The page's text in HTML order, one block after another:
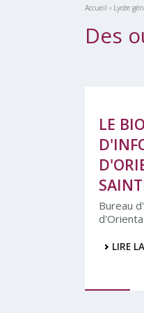
Accueil › Lycée
Des
LE
Bureau
LIRE